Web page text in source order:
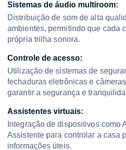
Sistemas de áudio multiroom:
Distribuição de som de alta
ambientes, permitindo que cada
própria trilha sonora.
Controle de acesso:
Utilização de sistemas de
fechaduras eletrônicas e
garantir a segurança e
Assistentes virtuais:
Integração de dispositivos como
Assistente para controlar a casa
informações úteis.